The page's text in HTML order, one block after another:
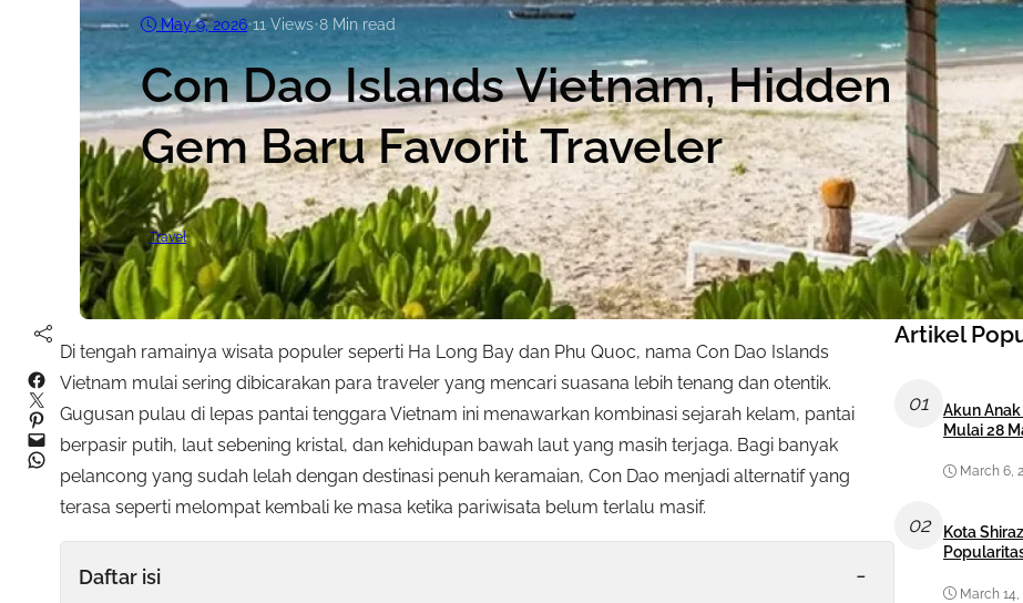
May 9, 2026•11 Views•8 Min read
Con Dao Islands Vietnam, Hidden
Gem Baru Favorit Traveler
Travel
Facebook
Twitter
Pinterest
Mail
WhatsApp
Di tengah ramainya wisata populer seperti Ha Long Bay dan Phu Quoc, nama Con Dao Islands
Vietnam mulai sering dibicarakan para traveler yang mencari suasana lebih tenang dan otentik.
Gugusan pulau di lepas pantai tenggara Vietnam ini menawarkan kombinasi sejarah kelam, pantai
berpasir putih, laut sebening kristal, dan kehidupan bawah laut yang masih terjaga. Bagi banyak
pelancong yang sudah lelah dengan destinasi penuh keramaian, Con Dao menjadi alternatif yang
terasa seperti melompat kembali ke masa ketika pariwisata belum terlalu masif.
Daftar isi -
Artikel
01
Akun
Mulai 28
March 6,
02
Kota
March 14,